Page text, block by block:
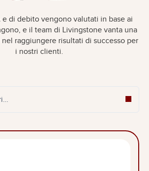
e di debito vengono valutati in base ai
e il team di Livingstone vanta una
raggiungere risultati di successo per
i nostri clienti.